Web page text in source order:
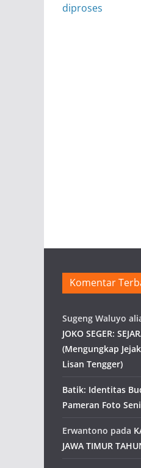
diproses
Komentar
Sugeng Waluyo
JOKO SEGER:
(Mengungkap
Lisan Tengger)
Batik: Identitas
Pameran Foto
Erwantono pada
JAWA TIMUR